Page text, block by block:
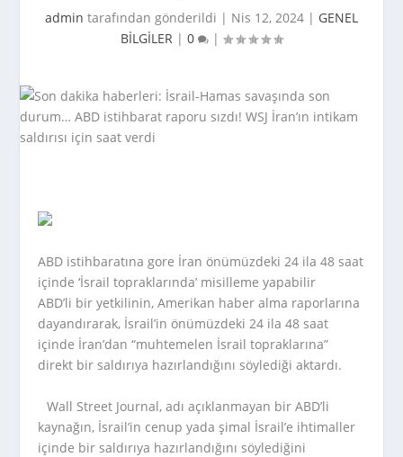
admin tarafından gönderildi | Nis 12, 2024 | GENEL
BİLGİLER | 0 |
ABD istihbaratına gore İran önümüzdeki 24 ila 48 saat
içinde ‘İsrail topraklarında’ misilleme yapabilir
ABD’li bir yetkilinin, Amerikan haber alma raporlarına
dayandırarak, İsrail’in önümüzdeki 24 ila 48 saat
içinde İran’dan “muhtemelen İsrail topraklarına”
direkt bir saldırıya hazırlandığını söylediği aktardı.
Wall Street Journal, adı açıklanmayan bir ABD’li
kaynağın, İsrail’in cenup yada şimal İsrail’e ihtimaller
içinde bir saldırıya hazırlandığını söylediğini